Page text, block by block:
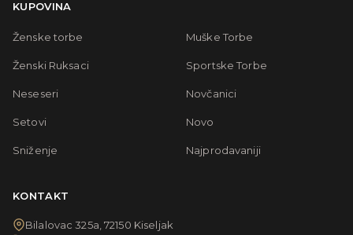
KUPOVINA
Ženske torbe Muške Torbe
Ženski Ruksaci Sportske Torbe
Neseseri Novčanici
Setovi Novo
Sniženje Najprodavaniji
KONTAKT
Bilalovac 325a, 72150 Kiseljak